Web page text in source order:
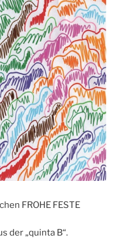
FROHE FESTE
der „quinta B“.